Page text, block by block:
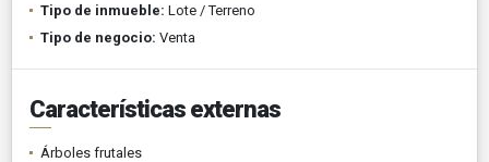
Tipo de inmueble: Lote / Terreno
Tipo de negocio: Venta
Características externas
Árboles frutales